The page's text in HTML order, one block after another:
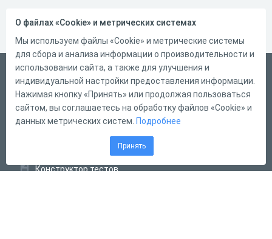
Русский
Справка
Форма обратной связи
Конструктор тестов
О файлах «Cookie» и метрических системах
Мы используем файлы «Cookie» и метрические системы
для сбора и анализа информации о производительности и
использовании сайта, а также для улучшения и
индивидуальной настройки предоставления информации.
Нажимая кнопку «Принять» или продолжая пользоваться
сайтом, вы соглашаетесь на обработку файлов «Cookie» и
данных метрических систем. Подробнее
Принять